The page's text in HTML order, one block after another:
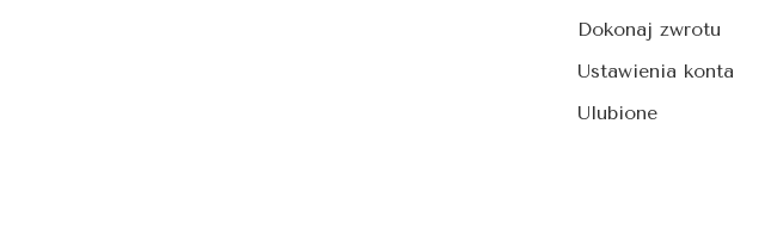
Dokonaj zwrotu
Ustawienia konta
Ulubione